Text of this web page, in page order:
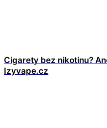
Cigarety bez nikotinu?
Izyvape.cz